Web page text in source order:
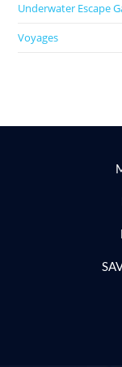
Underwater Escape
Voyages